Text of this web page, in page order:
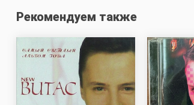
Рекомендуем также